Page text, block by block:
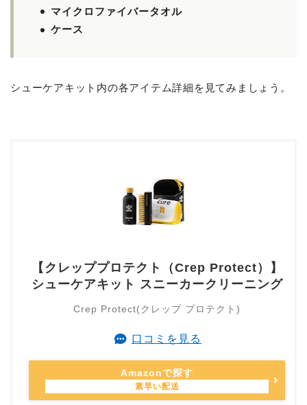
マイクロファイバータオル
ケース
シューケアキット内の各アイテム詳細を見てみましょう。
【クレッププロテクト（Crep Protect）】
シューケアキット スニーカークリーニング
Crep Protect(クレップ プロテクト)
口コミを見る
Amazonで探す